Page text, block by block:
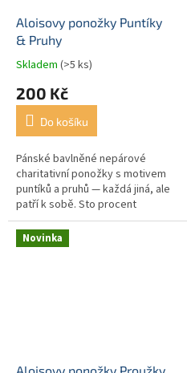
Aloisovy ponožky Puntíky
& Pruhy
Skladem (>5 ks)
200 Kč
Do košíku
Pánské bavlněné nepárové
charitativní ponožky s motivem
puntíků a pruhů — každá jiná, ale
patří k sobě. Sto procent
výtěžku pomáhá rodinám, do
jejichž života vstoupila...
Novinka